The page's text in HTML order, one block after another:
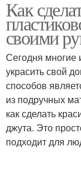
Как
своими
Сегодня многие
украсить свой
способов
из подручных
как сделать
джута. Это
подходит для